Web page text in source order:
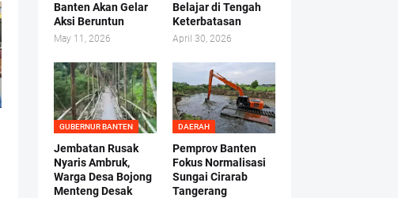
Banten Akan Gelar
Aksi Beruntun
May 11, 2026
Belajar di Tengah
Keterbatasan
April 30, 2026
GUBERNUR BANTEN
Jembatan Rusak
Nyaris Ambruk,
Warga Desa Bojong
Menteng Desak
DAERAH
Pemprov Banten
Fokus Normalisasi
Sungai Cirarab
Tangerang